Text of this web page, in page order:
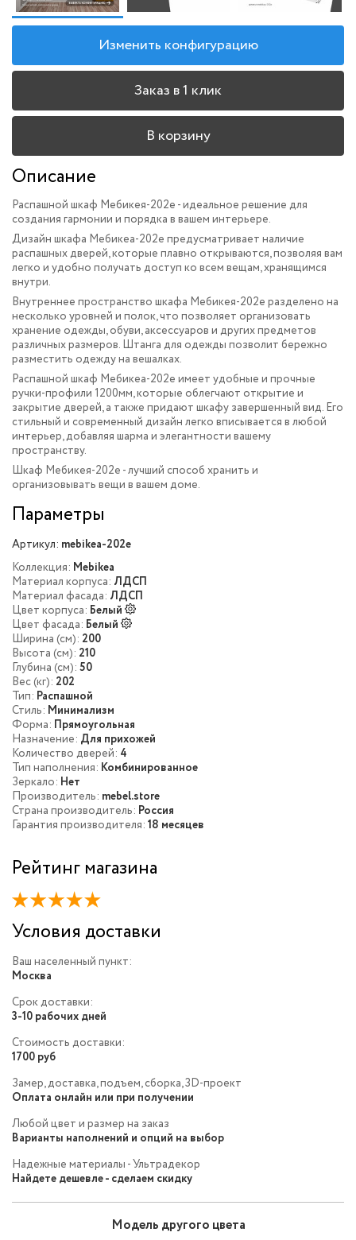
Изменить конфигурацию
Заказ в 1 клик
В корзину
Описание
Распашной шкаф Мебикея-202e - идеальное решение для
создания гармонии и порядка в вашем интерьере.
Дизайн шкафа Мебикеа-202e предусматривает наличие
распашных дверей, которые плавно открываются, позволяя вам
легко и удобно получать доступ ко всем вещам, хранящимся
внутри.
Внутреннее пространство шкафа Мебикея-202e разделено на
несколько уровней и полок, что позволяет организовать
хранение одежды, обуви, аксессуаров и других предметов
различных размеров. Штанга для одежды позволит бережно
разместить одежду на вешалках.
Распашной шкаф Мебикеа-202e имеет удобные и прочные
ручки-профили 1200мм, которые облегчают открытие и
закрытие дверей, а также придают шкафу завершенный вид. Его
стильный и современный дизайн легко вписывается в любой
интерьер, добавляя шарма и элегантности вашему
пространству.
Шкаф Мебикея-202e - лучший способ хранить и
организовывать вещи в вашем доме.
Параметры
Артикул: mebikea-202e
Коллекция: Mebikea
Материал корпуса: ЛДСП
Материал фасада: ЛДСП
Цвет корпуса: Белый
Цвет фасада: Белый
Ширина (см): 200
Высота (см): 210
Глубина (см): 50
Вес (кг): 202
Тип: Распашной
Стиль: Минимализм
Форма: Прямоугольная
Назначение: Для прихожей
Количество дверей: 4
Тип наполнения: Комбинированное
Зеркало: Нет
Производитель: mebel.store
Страна производитель: Россия
Гарантия производителя: 18 месяцев
Рейтинг магазина
Условия доставки
Ваш населенный пункт:
Москва
Срок доставки:
3-10 рабочих дней
Стоимость доставки:
1700 руб
Замер, доставка, подъем, сборка, 3D-проект
Оплата онлайн или при получении
Любой цвет и размер на заказ
Варианты наполнений и опций на выбор
Надежные материалы - Ультрадекор
Найдете дешевле - сделаем скидку
Модель другого цвета